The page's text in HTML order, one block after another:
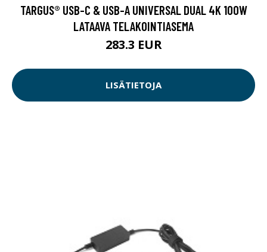
TARGUS® USB-C & USB-A UNIVERSAL DUAL 4K 100W
LATAAVA TELAKOINTIASEMA
283.3 EUR
LISÄTIETOJA